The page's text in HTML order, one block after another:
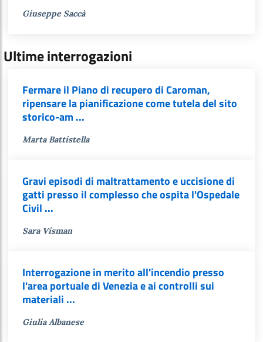
Giuseppe Saccà
Ultime interrogazioni
Fermare il Piano di recupero di Caroman,
ripensare la pianificazione come tutela del sito
storico-am ...
Marta Battistella
Gravi episodi di maltrattamento e uccisione di
gatti presso il complesso che ospita l'Ospedale
Civil ...
Sara Visman
Interrogazione in merito all'incendio presso
l'area portuale di Venezia e ai controlli sui
materiali ...
Giulia Albanese